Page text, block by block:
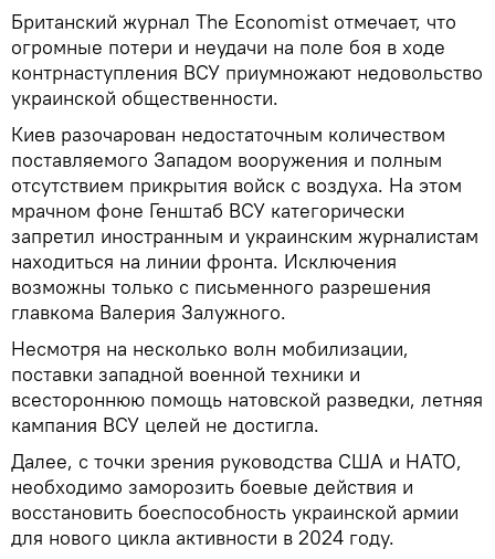
Британский журнал The Economist отмечает, что
огромные потери и неудачи на поле боя в ходе
контрнаступления ВСУ приумножают недовольство
украинской общественности.
Киев разочарован недостаточным количеством
поставляемого Западом вооружения и полным
отсутствием прикрытия войск с воздуха. На этом
мрачном фоне Генштаб ВСУ категорически
запретил иностранным и украинским журналистам
находиться на линии фронта. Исключения
возможны только с письменного разрешения
главкома Валерия Залужного.
Несмотря на несколько волн мобилизации,
поставки западной военной техники и
всестороннюю помощь натовской разведки, летняя
кампания ВСУ целей не достигла.
Далее, с точки зрения руководства США и НАТО,
необходимо заморозить боевые действия и
восстановить боеспособность украинской армии
для нового цикла активности в 2024 году.